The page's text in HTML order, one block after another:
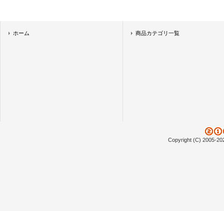
ホーム 商品カテゴリ一覧
Copyright (C) 2005-